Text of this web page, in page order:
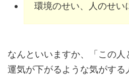
環境のせい、人のせい
なんといいますか、「この
運気が下がるような気がする